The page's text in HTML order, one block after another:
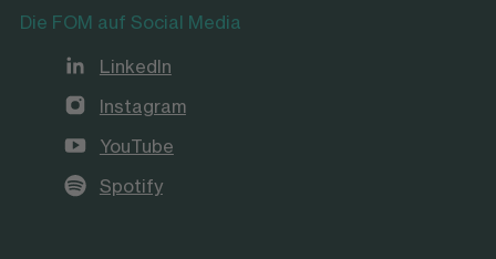
Die FOM auf Social Media
LinkedIn
Instagram
YouTube
Spotify